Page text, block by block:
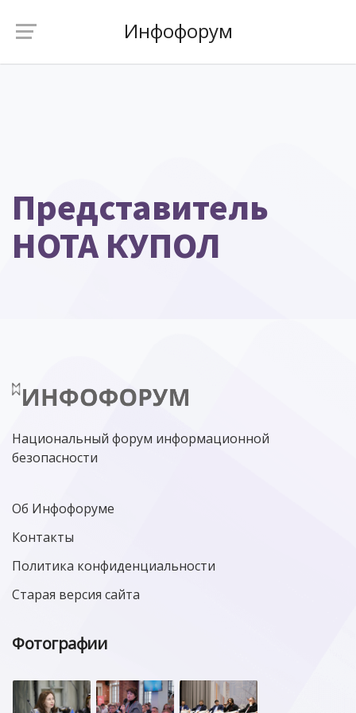
Инфофорум
Представитель
НОТА КУПОЛ
Национальный форум информационной
безопасности
Об Инфофоруме
Контакты
Политика конфиденциальности
Старая версия сайта
Фотографии